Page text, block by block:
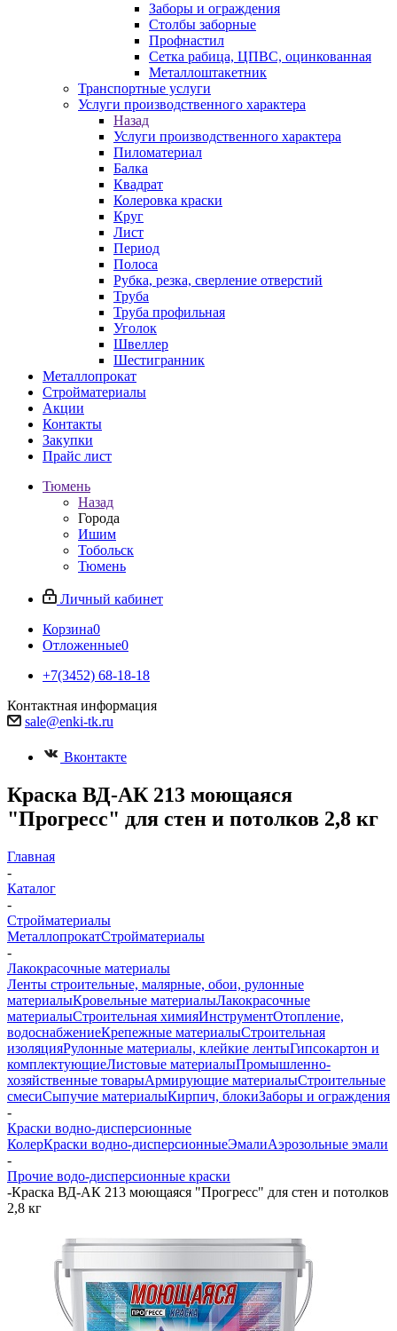
Заборы и ограждения
Столбы заборные
Профнастил
Сетка рабица, ЦПВС, оцинкованная
Металлоштакетник
Транспортные услуги
Услуги производственного характера
Назад
Услуги производственного характера
Пиломатериал
Балка
Квадрат
Колеровка краски
Круг
Лист
Период
Полоса
Рубка, резка, сверление отверстий
Труба
Труба профильная
Уголок
Швеллер
Шестигранник
Металлопрокат
Стройматериалы
Акции
Контакты
Закупки
Прайс лист
Тюмень
Назад
Города
Ишим
Тобольск
Тюмень
Личный кабинет
Корзина0
Отложенные0
+7(3452) 68-18-18
Контактная информация
sale@enki-tk.ru
Вконтакте
Краска ВД-АК 213 моющаяся
"Прогресс" для стен и потолков 2,8 кг
Главная
-
Каталог
-
Стройматериалы
МеталлопрокатСтройматериалы
-
Лакокрасочные материалы
Ленты строительные, малярные, обои, рулонные
материалыКровельные материалыЛакокрасочные
материалыСтроительная химияИнструментОтопление,
водоснабжениеКрепежные материалыСтроительная
изоляцияРулонные материалы, клейкие лентыГипсокартон и
комплектующиеЛистовые материалыПромышленно-
хозяйственные товарыАрмирующие материалыСтроительные
смесиСыпучие материалыКирпич, блокиЗаборы и ограждения
-
Краски водно-дисперсионные
КолерКраски водно-дисперсионныеЭмалиАэрозольные эмали
-
Прочие водо-дисперсионные краски
-Краска ВД-АК 213 моющаяся "Прогресс" для стен и потолков
2,8 кг